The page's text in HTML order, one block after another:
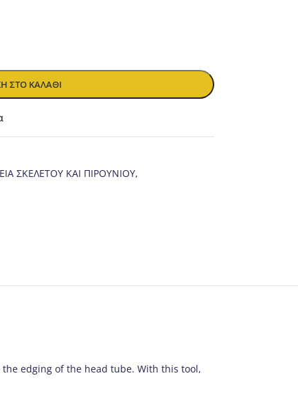
ΣΤΟ ΚΑΛΆΘΙ
ΣΚΕΛΕΤΟΥ ΚΑΙ ΠΙΡΟΥΝΙΟΥ,
edging of the head tube. With this tool,